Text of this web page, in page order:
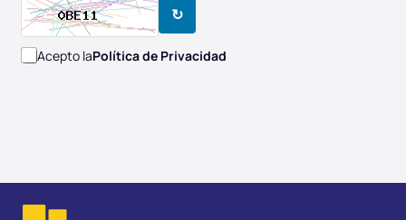
↻
Acepto laPolítica de Privacidad